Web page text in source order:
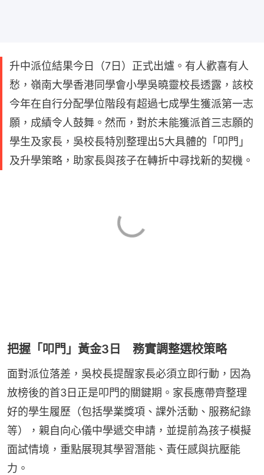
升中派位結果今日（7日）正式出爐。有人歡喜有人
愁，嶺南大學香港同學會小學吳曉靈校長透露，該校
今年在自行分配學位階段有超過七成學生獲派第一志
願，成績令人鼓舞。然而，對於未能獲派首三志願的
學生及家長，吳校長特別整理出5大具體的「叩門」
及升學策略，助家長與孩子在轉折中尋找新的契機。
把握「叩門」黃金3日 務實調整選校策略
面對派位落差，吳校長提醒家長必須立即行動，因為
放榜後的首3日正是叩門的關鍵期。家長應帶齊整理
好的學生履歷（包括學業獎項、課外活動、服務紀錄
等），親自向心儀中學遞交申請，並提前為孩子模擬
面試情境，重點展現其學習潛能、責任感與抗壓能
力。